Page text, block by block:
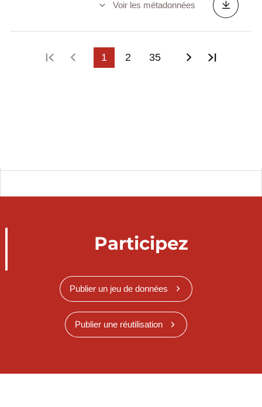
Voir les métadonnées
Première page
Page précédente
1 2 35 Page
Participez
Publier un jeu de données
Publier une réutilisation